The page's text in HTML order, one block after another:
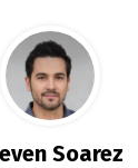
Soarez